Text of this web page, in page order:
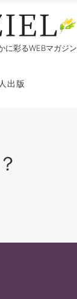
に彩るWEBマガジン
出版